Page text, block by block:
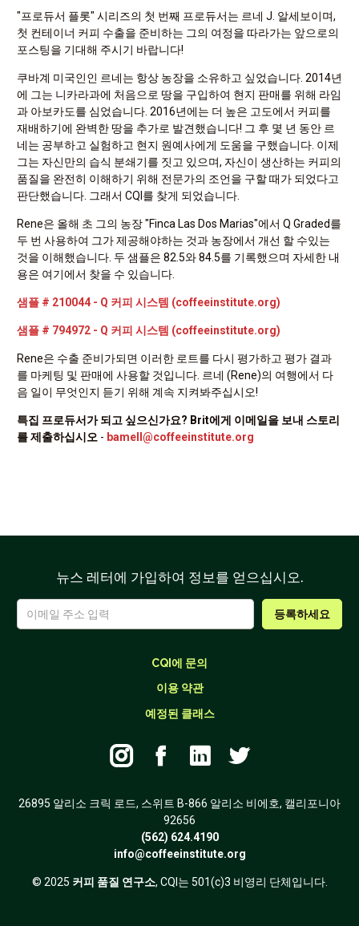
"프로듀서 플롯" 시리즈의 첫 번째 프로듀서는 르네 J. 알세보이며,
첫 컨테이너 커피 수출을 준비하는 그의 여정을 따라가는 앞으로의
포스팅을 기대해 주시기 바랍니다!
쿠바계 미국인인 르네는 항상 농장을 소유하고 싶었습니다. 2014년
에 그는 니카라과에 처음으로 땅을 구입하여 현지 판매를 위해 라임
과 아보카도를 심었습니다. 2016년에는 더 높은 고도에서 커피를
재배하기에 완벽한 땅을 추가로 발견했습니다! 그 후 몇 년 동안 르
네는 공부하고 실험하고 현지 원예사에게 도움을 구했습니다. 이제
그는 자신만의 습식 분쇄기를 짓고 있으며, 자신이 생산하는 커피의
품질을 완전히 이해하기 위해 전문가의 조언을 구할 때가 되었다고
판단했습니다. 그래서 CQI를 찾게 되었습니다.
Rene은 올해 초 그의 농장 "Finca Las Dos Marias"에서 Q Graded를
두 번 사용하여 그가 제공해야하는 것과 농장에서 개선 할 수있는
것을 이해했습니다. 두 샘플은 82.5와 84.5를 기록했으며 자세한 내
용은 여기에서 찾을 수 있습니다.
샘플 # 210044 - Q 커피 시스템 (coffeeinstitute.org)
샘플 # 794972 - Q 커피 시스템 (coffeeinstitute.org)
Rene은 수출 준비가되면 이러한 로트를 다시 평가하고 평가 결과
를 마케팅 및 판매에 사용할 것입니다. 르네 (Rene)의 여행에서 다
음 일이 무엇인지 듣기 위해 계속 지켜봐주십시오!
특집 프로듀서가 되고 싶으신가요? Brit에게 이메일을 보내 스토리
를 제출하십시오 - bamell@coffeeinstitute.org
뉴스 레터에 가입하여 정보를 얻으십시오.
CQI에 문의
이용 약관
예정된 클래스
   
26895 알리소 크릭 로드, 스위트 B-866 알리소 비에호, 캘리포니아
92656
(562) 624.4190
info@coffeeinstitute.org
© 2025 커피 품질 연구소, CQI는 501(c)3 비영리 단체입니다.